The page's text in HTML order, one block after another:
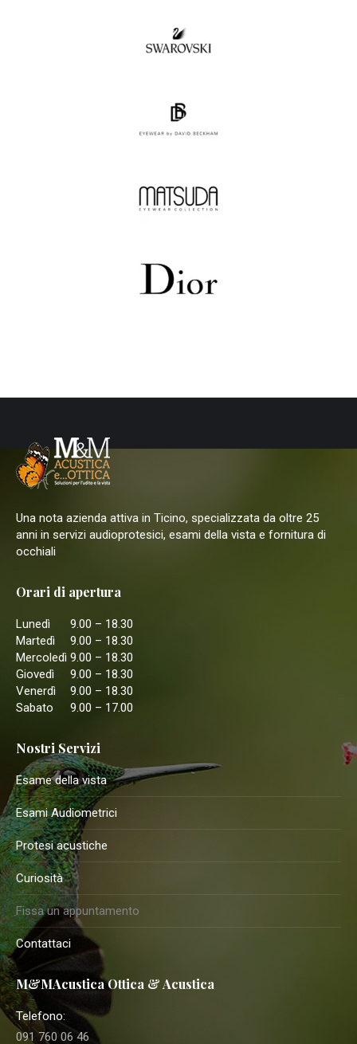
Una nota azienda attiva in Ticino, specializzata da oltre 25
anni in servizi audioprotesici, esami della vista e fornitura di
occhiali
Orari di apertura
Lunedì
9.00 – 18.30
Martedì
9.00 – 18.30
Mercoledì 9.00 – 18.30
Giovedì
9.00 – 18.30
Venerdì
9.00 – 18.30
Sabato
9.00 – 17.00
Nostri Servizi
Esame della vista
Esami Audiometrici
Protesi acustiche
Curiosità
Fissa un appuntamento
Contattaci
M&MAcustica Ottica & Acustica
Telefono:
091 760 06 46